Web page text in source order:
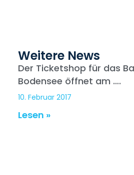
Weitere News
Der Ticketshop für das
Bodensee öffnet am ….
10. Februar 2017
Lesen »